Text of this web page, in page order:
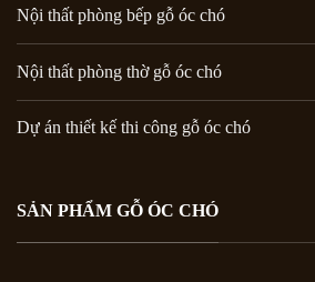
Nội thất phòng bếp gỗ óc chó
Nội thất phòng thờ gỗ óc chó
Dự án thiết kế thi công gỗ óc chó
SẢN PHẨM GỖ ÓC CHÓ